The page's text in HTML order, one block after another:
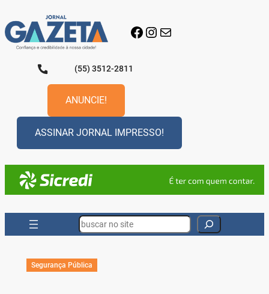
para
o
conteúdo
Facebook
Instagram
E-mail
(55) 3512-2811
ANUNCIE!
ASSINAR JORNAL IMPRESSO!
Search
Segurança Pública